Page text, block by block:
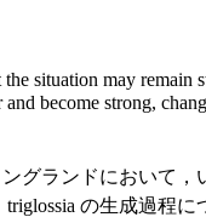
situation may
become strong,
グランドにおいて，
の生成過程